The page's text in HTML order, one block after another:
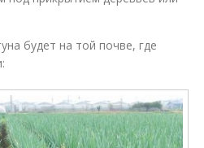
будет на той почве, где